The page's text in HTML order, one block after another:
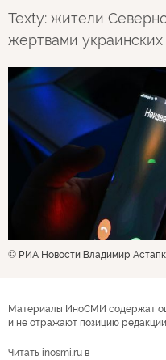
Texty: жители
жертвами
© РИА Новости Владимир
Материалы ИноСМИ содержат
и не отражают позицию
Читать inosmi.ru в